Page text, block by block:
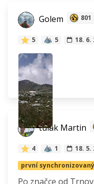
Golem 801
5 5 18. 6.
tulák Martin
4 1
18. 5.
první
Po značce od